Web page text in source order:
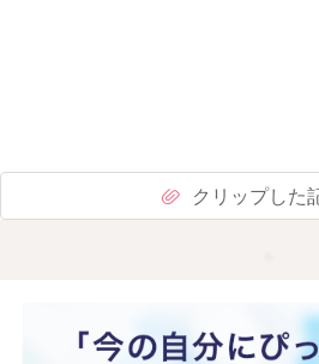
クリップした